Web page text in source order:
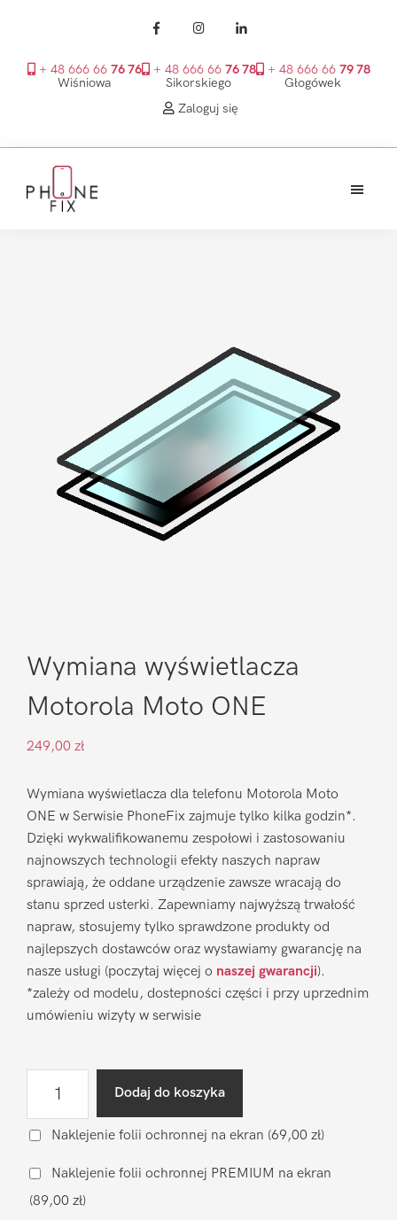
+ 48 666 66 76 76
Wiśniowa
+ 48 666 66 76 78
Sikorskiego
+ 48 666 66 79 78
Głogówek
Zaloguj się
głównego
Wymiana wyświetlacza
Motorola Moto ONE
249,00 zł
Wymiana wyświetlacza dla telefonu Motorola Moto
ONE w Serwisie PhoneFix zajmuje tylko kilka godzin*.
Dzięki wykwalifikowanemu zespołowi i zastosowaniu
najnowszych technologii efekty naszych napraw
sprawiają, że oddane urządzenie zawsze wracają do
stanu sprzed usterki. Zapewniamy najwyższą trwałość
napraw, stosujemy tylko sprawdzone produkty od
najlepszych dostawców oraz wystawiamy gwarancję na
nasze usługi (poczytaj więcej o naszej gwarancji).
*zależy od modelu, dostepności części i przy uprzednim
umówieniu wizyty w serwisie
wyświetlacza
Moto
ONE
Dodaj do koszyka
Naklejenie folii ochronnej na ekran (69,00 zł)
Naklejenie folii ochronnej PREMIUM na ekran
(89,00 zł)